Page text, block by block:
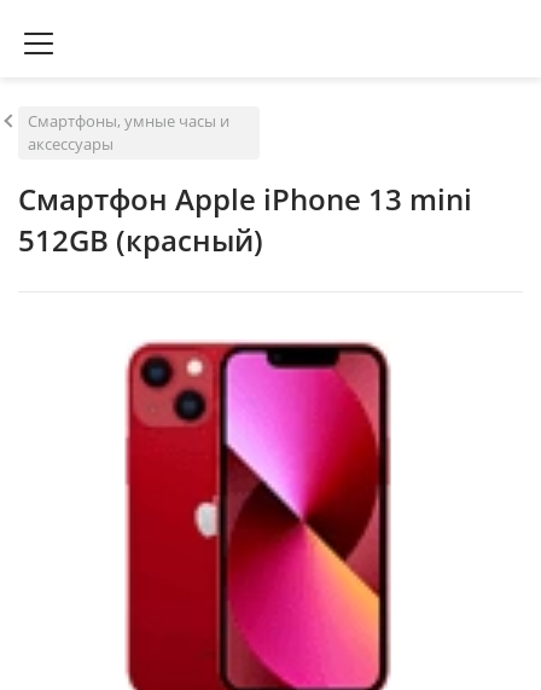
Смартфоны, умные часы и
аксессуары
Смартфон Apple iPhone 13 mini
512GB (красный)